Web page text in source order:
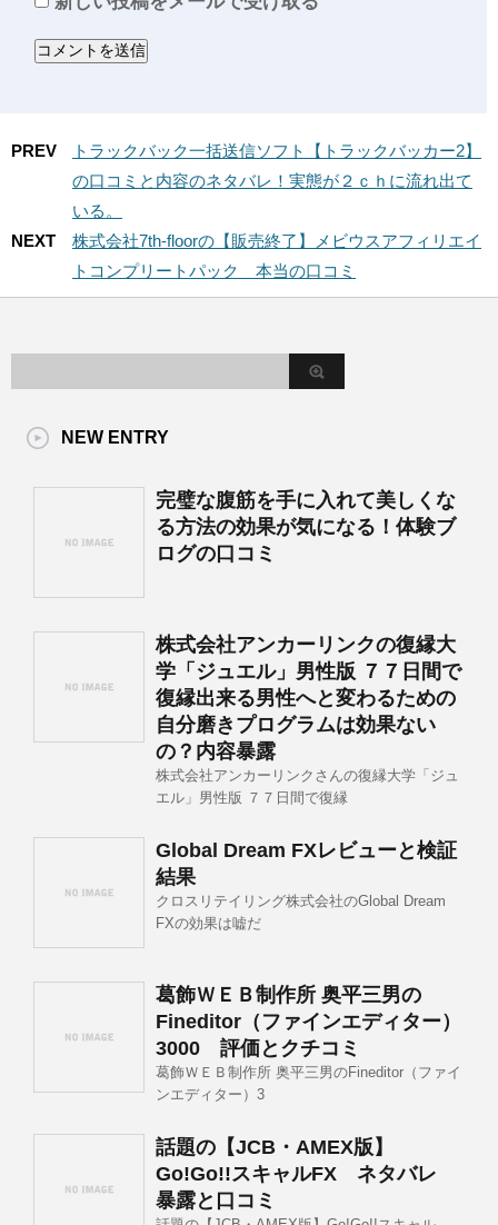
PREV
トラックバック一括送信ソフト【トラックバッカー2】
の口コミと内容のネタバレ！実態が２ｃｈに流れ出て
いる。
NEXT
株式会社7th-floorの【販売終了】メビウスアフィリエイ
トコンプリートパック 本当の口コミ
NEW ENTRY
完璧な腹筋を手に入れて美しくな
る方法の効果が気になる！体験ブ
ログの口コミ
株式会社アンカーリンクの復縁大
学「ジュエル」男性版 ７７日間で
復縁出来る男性へと変わるための
自分磨きプログラムは効果ない
の？内容暴露
株式会社アンカーリンクさんの復縁大学「ジュ
エル」男性版 ７７日間で復縁
Global Dream FXレビューと検証
結果
クロスリテイリング株式会社のGlobal Dream
FXの効果は嘘だ
葛飾ＷＥＢ制作所 奥平三男の
Fineditor（ファインエディター）
3000 評価とクチコミ
葛飾ＷＥＢ制作所 奥平三男のFineditor（ファイ
ンエディター）3
話題の【JCB・AMEX版】
Go!Go!!スキャルFX ネタバレ
暴露と口コミ